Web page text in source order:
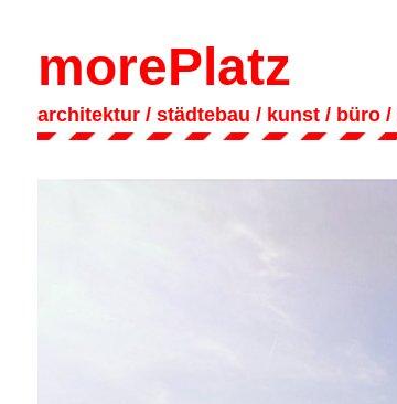
morePlatz
architektur / städtebau / kunst / büro /